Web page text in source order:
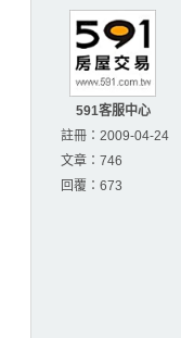
591客服中心
註冊： 2009-04-24
文章： 746
回覆： 673